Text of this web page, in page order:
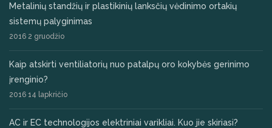
Metalinių standžių ir plastikinių lanksčių vėdinimo ortakių
sistemų palyginimas
2016 2 gruodžio
Kaip atskirti ventiliatorių nuo patalpų oro kokybės gerinimo
įrenginio?
2016 14 lapkričio
AC ir EC technologijos elektriniai varikliai. Kuo jie skiriasi?